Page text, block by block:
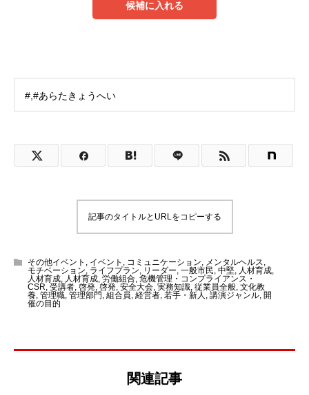
候補に入れる
#,#あらたきょうへい
記事のタイトルとURLをコピーする
その他イベント , イベント , コミュニケーション, メンタルヘルス,
モチベーション, ライフプラン, リーダー, 一般市民, 中堅, 人材育成,
人材育成, 人材育成, 労働組合, 危機管理・コンプライアンス・
CSR, 受講者, 啓発, 啓発, 安全大会, 実務知識, 従業員全般, 文化教
養, 管理職, 管理部門, 組合員, 経営者, 若手・新人 , 講演ジャンル, 開
催の目的
関連記事